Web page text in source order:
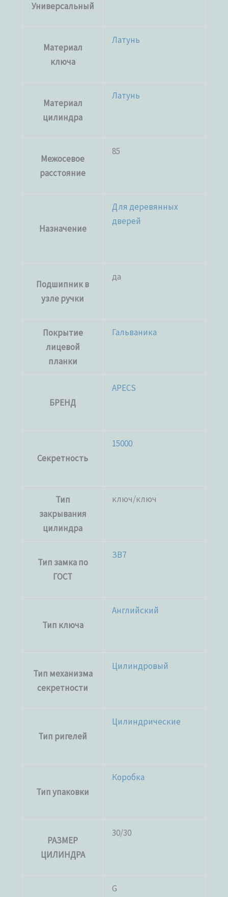
Универсальный
Материал
ключа
Латунь
Материал
цилиндра
Латунь
Межосевое
расстояние
85
Назначение
Для деревянных
дверей
Подшипник в
узле ручки
да
Покрытие
лицевой
планки
Гальваника
БРЕНД
APECS
Секретность
15000
Тип
закрывания
цилиндра
ключ/ключ
Тип замка по
ГОСТ
ЗВ7
Тип ключа
Английский
Тип механизма
секретности
Цилиндровый
Тип ригелей
Цилиндрические
Тип упаковки
Коробка
РАЗМЕР
ЦИЛИНДРА
30/30
G